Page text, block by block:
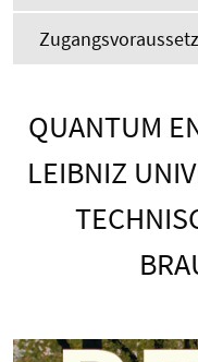
QUANTUM
LEIBNIZ